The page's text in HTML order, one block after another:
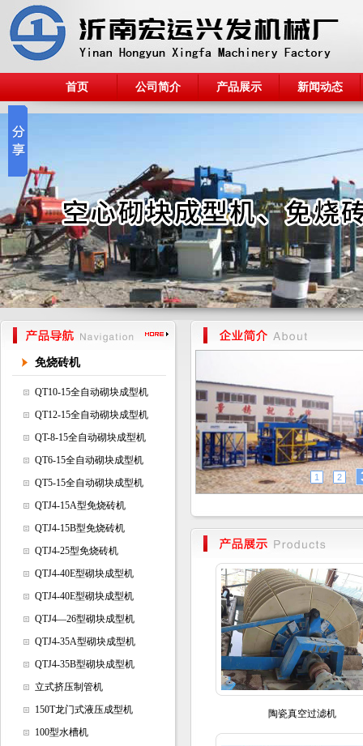
首页 公司简介 产品展示 新闻动态
免烧砖机
QT10-15全自动砌块成型机
QT12-15全自动砌块成型机
QT-8-15全自动砌块成型机
QT6-15全自动砌块成型机
QT5-15全自动砌块成型机
QTJ4-15A型免烧砖机
QTJ4-15B型免烧砖机
QTJ4-25型免烧砖机
QTJ4-40E型砌块成型机
QTJ4-40E型砌块成型机
QTJ4—26型砌块成型机
QTJ4-35A型砌块成型机
QTJ4-35B型砌块成型机
立式挤压制管机
150T龙门式液压成型机
100型水槽机
1 2
陶瓷真空过滤机